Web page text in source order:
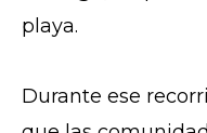
playa.
Durante ese